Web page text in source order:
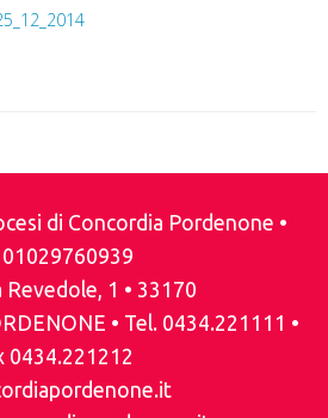
di Concordia Pordenone •
01029760939
Revedole, 1 • 33170
• Tel. 0434.221111 •
0434.221212